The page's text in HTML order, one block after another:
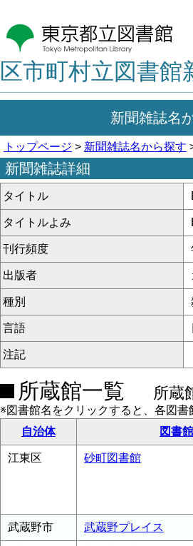
区市町村立図書館
新聞雑誌名
トップページ > 新聞雑誌名から探す
新聞雑誌詳細
タイトル
タイトルよみ
刊行頻度
出版者
種別
言語
注記
所蔵館一覧 所蔵
※図書館名をクリックすると、各図
自治体
図書
江東区 砂町図書館
武蔵野市 武蔵野プレイス